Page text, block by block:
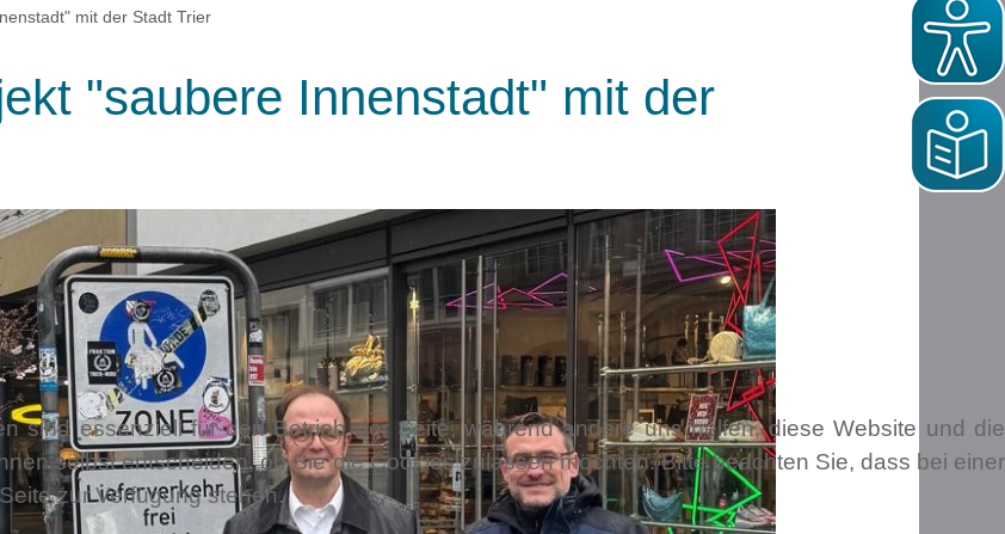
mit der Stadt Trier
"saubere Innenstadt" mit der
sind essenziell für den Betrieb der Seite, während andere uns helfen, diese Website und die
selbst entscheiden, ob Sie die Cookies zulassen möchten. Bitte beachten Sie, dass bei einer
zur Verfügung stehen.